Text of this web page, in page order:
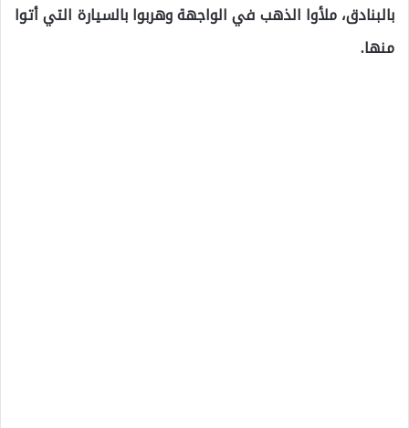
بالبنادق، ملأوا الذهب في الواجهة وهربوا بالسيارة التي أتوا
منها.